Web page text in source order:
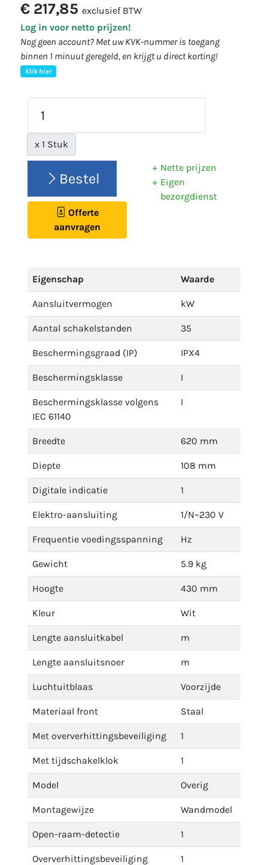
€ 217,85 exclusief BTW
Log in voor netto prijzen!
Nog geen account? Met uw KVK-nummer is toegang
binnen 1 minuut geregeld, en krijgt u direct korting!
Klik hier
x 1 Stuk
Bestel
Offerte
aanvragen
Nette prijzen
Eigen
bezorgdienst
Eigenschap Waarde
Aansluitvermogen kW
Aantal schakelstanden 35
Beschermingsgraad (IP) IPX4
Beschermingsklasse I
Beschermingsklasse volgens
IEC 61140
I
Breedte 620 mm
Diepte 108 mm
Digitale indicatie 1
Elektro-aansluiting 1/N~230 V
Frequentie voedingsspanning Hz
Gewicht 5.9 kg
Hoogte 430 mm
Kleur Wit
Lengte aansluitkabel m
Lengte aansluitsnoer m
Luchtuitblaas Voorzijde
Materiaal front Staal
Met oververhittingsbeveiliging 1
Met tijdschakelklok 1
Model Overig
Montagewijze Wandmodel
Open-raam-detectie 1
Oververhittingsbeveiliging 1